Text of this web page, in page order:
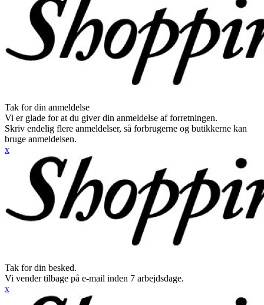
Tak for din anmeldelse
Vi er glade for at du giver din anmeldelse af forretningen.
Skriv endelig flere anmeldelser, så forbrugerne og butikkerne kan
bruge anmeldelsen.
x
Tak for din besked.
Vi vender tilbage på e-mail inden 7 arbejdsdage.
x